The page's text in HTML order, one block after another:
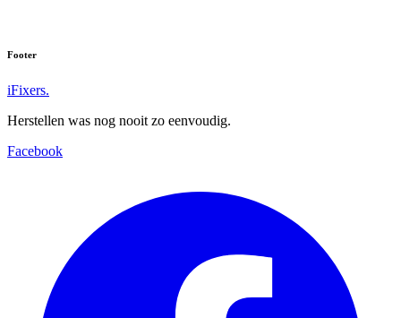
Footer
iFixers.
Herstellen was nog nooit zo eenvoudig.
Facebook